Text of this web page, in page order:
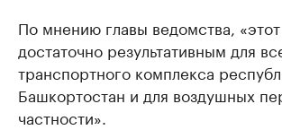
По мнению главы ведомства,
достаточно результативным для
транспортного комплекса
Башкортостан и для воздушных
частности».